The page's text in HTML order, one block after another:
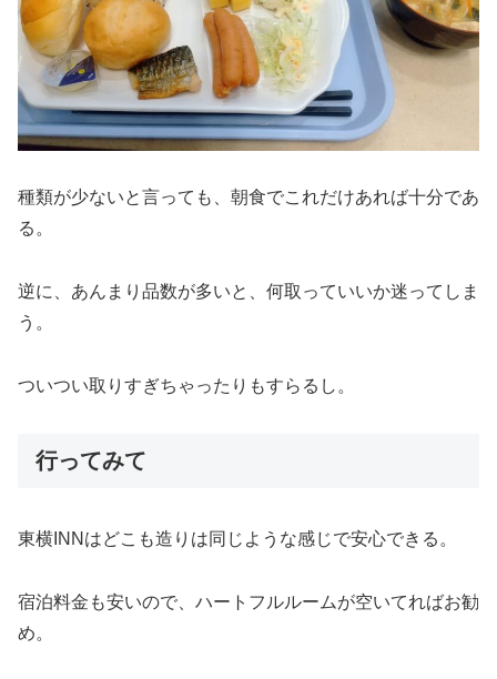
種類が少ないと言っても、朝食でこれだけあれば十分であ
る。
逆に、あんまり品数が多いと、何取っていいか迷ってしま
う。
ついつい取りすぎちゃったりもすらるし。
行ってみて
東横INNはどこも造りは同じような感じで安心できる。
宿泊料金も安いので、ハートフルルームが空いてればお勧
め。